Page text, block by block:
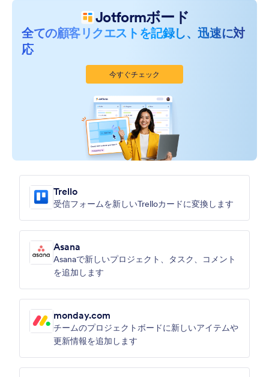
Jotformボード
全ての顧客リクエストを記録し、迅速に対
応
今すぐチェック
Trello
受信フォームを新しいTrelloカードに変換します
Asana
Asanaで新しいプロジェクト、タスク、コメント
を追加します
monday.com
チームのプロジェクトボードに新しいアイテムや
更新情報を追加します